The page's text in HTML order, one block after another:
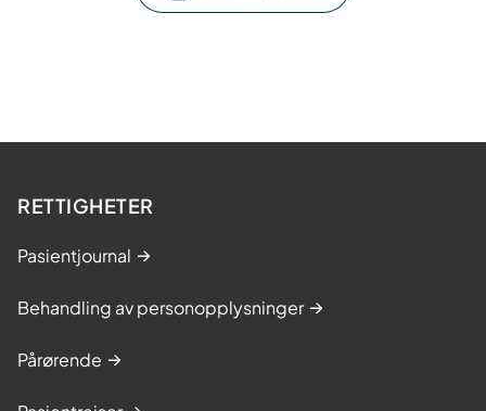
RETTIGHETER
Pasientjournal
Behandling av personopplysninger
Pårørende